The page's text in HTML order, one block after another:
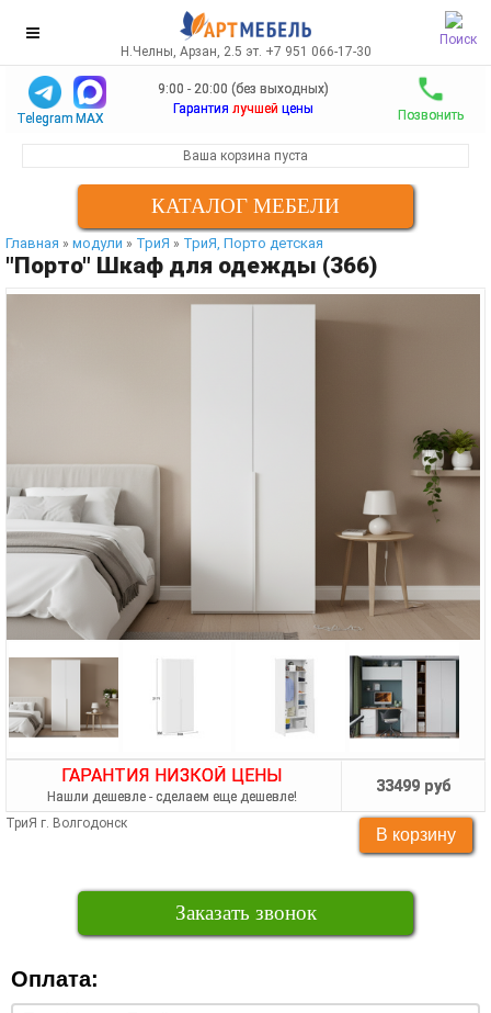
Поиск
Н.Челны, Арзан, 2.5 эт. +7 951 066-17-30
Telegram MAX
9:00 - 20:00 (без выходных)
Гарантия лучшей цены Позвонить
Ваша корзина пуста
КАТАЛОГ МЕБЕЛИ
Главная » модули » ТриЯ » ТриЯ, Порто детская
"Порто" Шкаф для одежды (366)
ГАРАНТИЯ НИЗКОЙ ЦЕНЫ
Нашли дешевле - сделаем еще дешевле!
33499 руб
ТриЯ г. Волгодонск
Заказать звонок
Оплата: